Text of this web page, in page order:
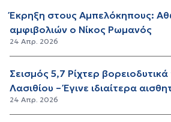
Έκρηξη στους Αμπελόκηπους:
αμφιβολιών ο Νίκος Ρωμανός
24 Απρ. 2026
Σεισμός 5,7 Ρίχτερ
Λασιθίου – Έγινε ιδιαίτερα
24 Απρ. 2026